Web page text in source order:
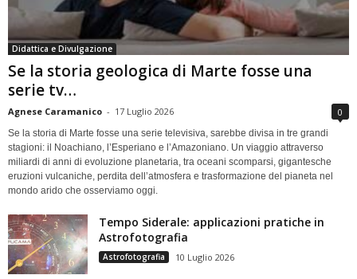
Didattica e Divulgazione
Se la storia geologica di Marte fosse una
serie tv…
Agnese Caramanico - 17 Luglio 2026 0
Se la storia di Marte fosse una serie televisiva, sarebbe divisa in tre grandi
stagioni: il Noachiano, l’Esperiano e l’Amazoniano. Un viaggio attraverso
miliardi di anni di evoluzione planetaria, tra oceani scomparsi, gigantesche
eruzioni vulcaniche, perdita dell’atmosfera e trasformazione del pianeta nel
mondo arido che osserviamo oggi.
Tempo Siderale: applicazioni pratiche in
Astrofotografia
Astrofotografia 10 Luglio 2026